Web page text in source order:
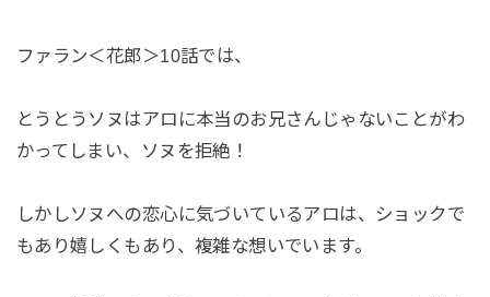
ファラン＜花郎＞10話では、
とうとうソヌはアロに本当のお兄さんじゃないことがわ
かってしまい、ソヌを拒絶！
しかしソヌへの恋心に気づいているアロは、ショックで
もあり嬉しくもあり、複雑な想いでいます。